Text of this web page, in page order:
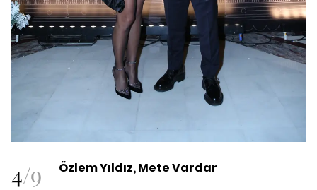
4/9 Özlem Yıldız, Mete Vardar